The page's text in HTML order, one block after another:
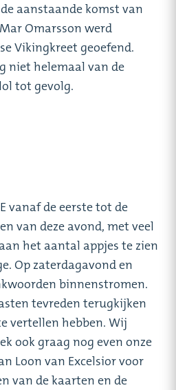
aanstaande komst van
Omarsson werd
Vikingkreet geoefend.
niet helemaal van de
tot gevolg.
vanaf de eerste tot de
van deze avond, met veel
het aantal appjes te zien
Op zaterdagavond en
binnenstromen.
tevreden terugkijken
vertellen hebben. Wij
ook graag nog even onze
Loon van Excelsior voor
van de kaarten en de